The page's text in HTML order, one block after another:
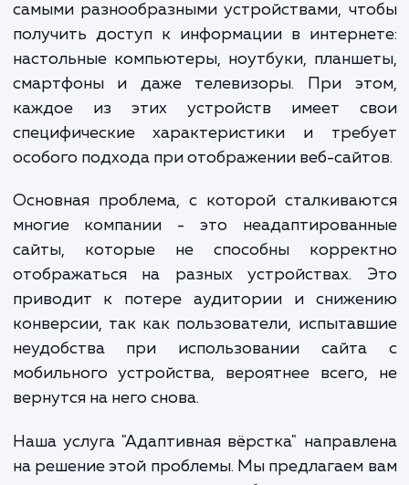
В современном мире интернет-
становится всё более очевидной
адаптивности веб-сайтов. Люди
самыми разнообразными устройствами,
получить доступ к информации в
настольные компьютеры, ноутбуки,
каждое из этих устройств имеет
специфические характеристики и
особого подхода при отображении веб-
Основная проблема, с которой
многие компании - это
сайты, которые не способны
отображаться на разных устройствах.
конверсии, так как пользователи,
неудобства при использовании